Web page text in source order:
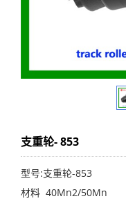
支重轮- 853
型号:支重轮-853
材料 40Mn2/50Mn